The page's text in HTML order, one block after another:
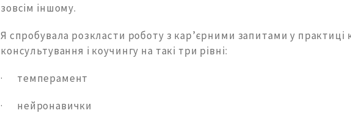
зовсім іншому.
Я спробувала розкласти роботу з кар’єрними запитами у практиці
консультування і коучингу на такі три рівні:
· темперамент
· нейронавички